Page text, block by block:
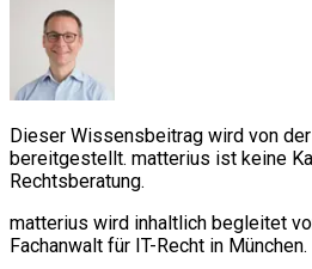
Dieser Wissensbeitrag wird von
bereitgestellt. matterius ist keine
Rechtsberatung.
matterius wird inhaltlich begleitet
Fachanwalt für IT-Recht in München.